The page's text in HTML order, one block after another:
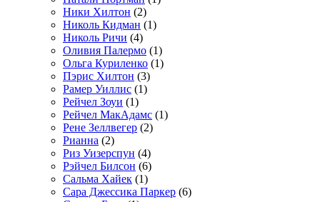
Ники Хилтон (2)
Николь Кидман (1)
Николь Ричи (4)
Оливия Палермо (1)
Ольга Куриленко (1)
Пэрис Хилтон (3)
Рамер Уиллис (1)
Рейчел Зоуи (1)
Рейчел МакАдамс (1)
Рене Зеллвегер (2)
Рианна (2)
Риз Уизерспун (4)
Рэйчел Билсон (6)
Сальма Хайек (1)
Сара Джессика Паркер (6)